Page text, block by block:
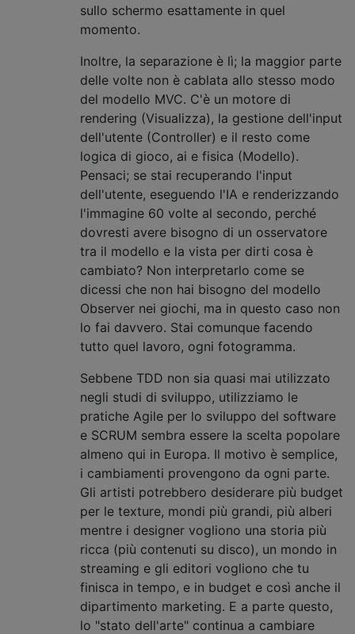
sullo schermo esattamente in quel
momento.
Inoltre, la separazione è lì; la maggior parte
delle volte non è cablata allo stesso modo
del modello MVC. C'è un motore di
rendering (Visualizza), la gestione dell'input
dell'utente (Controller) e il resto come
logica di gioco, ai e fisica (Modello).
Pensaci; se stai recuperando l'input
dell'utente, eseguendo l'IA e renderizzando
l'immagine 60 volte al secondo, perché
dovresti avere bisogno di un osservatore
tra il modello e la vista per dirti cosa è
cambiato? Non interpretarlo come se
dicessi che non hai bisogno del modello
Observer nei giochi, ma in questo caso non
lo fai davvero. Stai comunque facendo
tutto quel lavoro, ogni fotogramma.
Sebbene TDD non sia quasi mai utilizzato
negli studi di sviluppo, utilizziamo le
pratiche Agile per lo sviluppo del software
e SCRUM sembra essere la scelta popolare
almeno qui in Europa. Il motivo è semplice,
i cambiamenti provengono da ogni parte.
Gli artisti potrebbero desiderare più budget
per le texture, mondi più grandi, più alberi
mentre i designer vogliono una storia più
ricca (più contenuti su disco), un mondo in
streaming e gli editori vogliono che tu
finisca in tempo, e in budget e così anche il
dipartimento marketing. E a parte questo,
lo "stato dell'arte" continua a cambiare